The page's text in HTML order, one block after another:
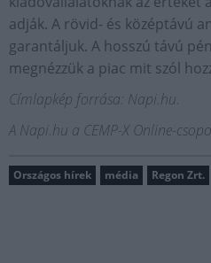
adják. A rövid- és középtávú
garantáljuk. A hosszú távú
megnézzük a piac mit szól
Címlapkép forrása: Napi.hu.
A Napi.hu a CEMP-X Online-
Országos hírek média Regon Zrt.